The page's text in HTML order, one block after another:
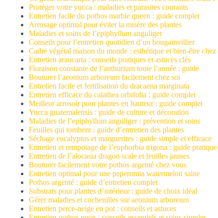
Protéger votre yucca : maladies et parasites courants
Entretien facile du pothos marble queen : guide complet
Arrosage optimal pour éviter la misère des plantes
Maladies et soins de l’epiphyllum anguliger
Conseils pour l’entretien quotidien d’un bougainvillier
Cadre végétal maison du monde : esthétique et bien-être
Entretien araucaria : conseils pratiques et astuces clés
Floraison constante de l’anthurium toute l’année : guide
Bouturer l’aeonium arboreum facilement chez soi
Entretien facile et fertilisation du dracaena marginata
Entretien efficace du calathea orbifolia : guide complet
Meilleur arrosoir pour plantes en hauteur : guide complet
Yucca guatemalensis : guide de culture et décoration
Maladies de l’epiphyllum anguliger : prévention et soins
Feuilles qui tombent : guide d’entretien des plantes
Séchage eucalyptus et marguerites : guide simple et efficace
Entretien et rempotage de l’euphorbia trigona : guide pratique
Entretien de l’alocasia dragon scale et feuilles jaunes
Bouturer facilement votre pothos argenté chez vous
Entretien optimal pour une peperomia watermelon saine
Pothos argenté : guide d’entretien complet
Substrats pour plantes d’intérieur : guide de choix idéal
Gérer maladies et cochenilles sur aeonium arboreum
Entretien perce-neige en pot : conseils et astuces